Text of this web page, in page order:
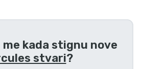
kada stignu nove
stvari?